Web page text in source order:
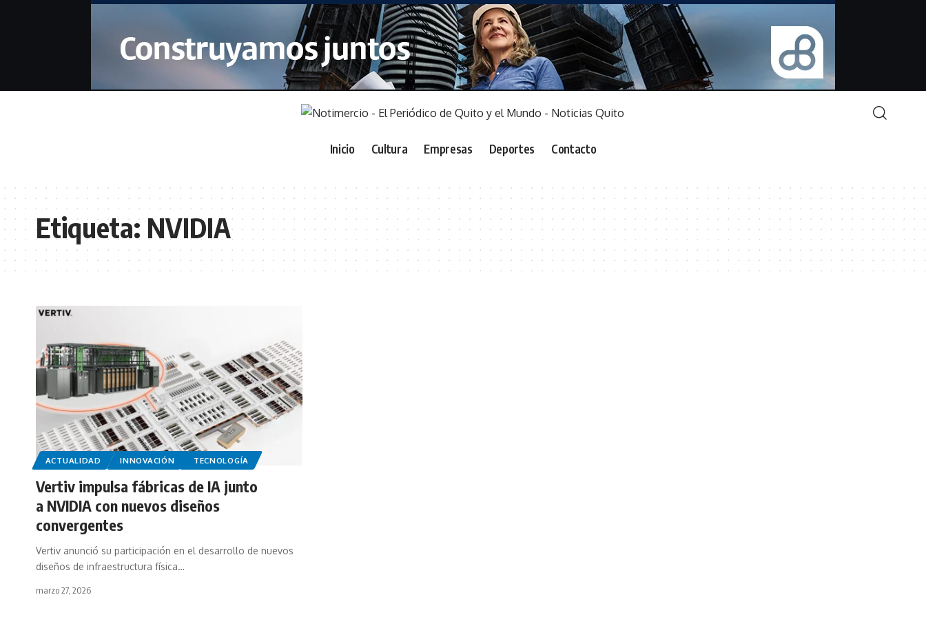
Inicio Cultura Empresas Deportes Contacto
Etiqueta: NVIDIA
ACTUALIDAD INNOVACIÓN TECNOLOGÍA
Vertiv impulsa fábricas de IA junto
a NVIDIA con nuevos diseños
convergentes
Vertiv anunció su participación en el desarrollo de nuevos
diseños de infraestructura física…
marzo 27, 2026